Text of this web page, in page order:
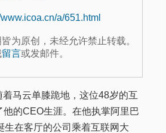
a/651.html
为原创，未经允许禁止转载。
留言或发邮件。
马云单膝跪地，这位48岁的互
的CEO生涯。在他执掌阿里巴
生在客厅的公司乘着互联网大